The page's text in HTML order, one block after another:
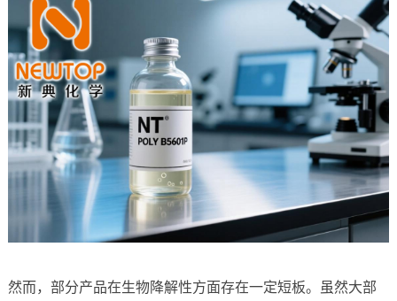
然而，部分产品在生物降解性方面存在一定短板。虽然大部